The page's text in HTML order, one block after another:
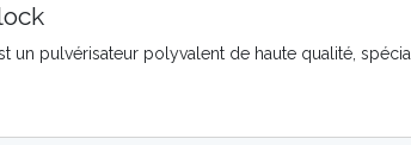
un pulvérisateur polyvalent de haute qualité,